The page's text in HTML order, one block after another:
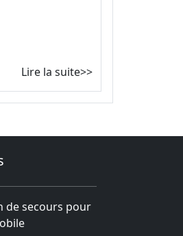
Lire la suite>>
de secours pour